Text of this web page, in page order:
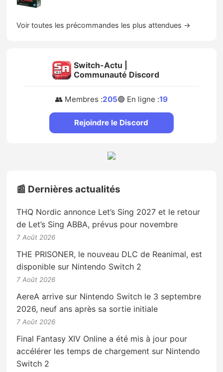
Voir toutes les précommandes les plus attendues →
Switch-Actu |
Communauté Discord
👥 Membres :205🟢 En ligne :19
Rejoindre le Discord
📰 Dernières actualités
THQ Nordic annonce Let’s Sing 2027 et le retour
de Let’s Sing ABBA, prévus pour novembre
7 Août 2026
THE PRISONER, le nouveau DLC de Reanimal, est
disponible sur Nintendo Switch 2
7 Août 2026
AereA arrive sur Nintendo Switch le 3 septembre
2026, neuf ans après sa sortie initiale
7 Août 2026
Final Fantasy XIV Online a été mis à jour pour
accélérer les temps de chargement sur Nintendo
Switch 2